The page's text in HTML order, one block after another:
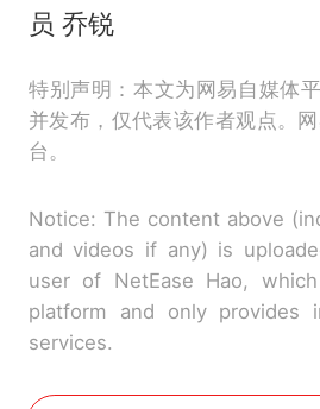
员 乔锐
特别声明：本文为网易自媒体
并发布，仅代表该作者观点。
台。
Notice: The content above
and videos if any) is
user of NetEase Hao,
platform and only provides
services.